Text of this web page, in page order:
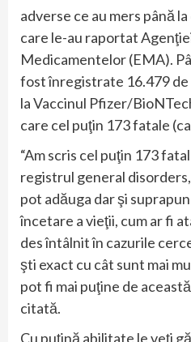
adverse ce au mers până
care le-au raportat
Medicamentelor (EMA).
fost înregistrate 16.479 de
la Vaccinul Pfizer/
care cel puţin 173 fatale
“Am scris cel puţin 173
registrul general
pot adăuga dar şi
încetare a vieţii, cum ar fi
des întâlnit în cazurile
şti exact cu cât sunt mai
pot fi mai puţine de
citată.
Cu puţină abilitate le veţi